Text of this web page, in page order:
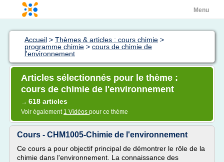
Menu
Accueil > Thèmes & articles : cours chimie >
programme chimie > cours de chimie de
l'environnement
Articles sélectionnés pour le thème :
cours de chimie de l'environnement
→ 618 articles
Voir également 1 Vidéos pour ce thème
Cours - CHM1005-Chimie de l'environnement
Ce cours a pour objectif principal de démontrer le rôle de la
chimie dans l'environnement. La connaissance des